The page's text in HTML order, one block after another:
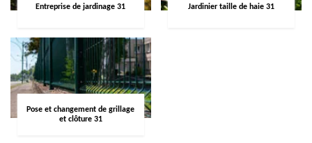
Entreprise de jardinage 31 Jardinier taille de haie 31
Pose et changement de grillage
et clôture 31